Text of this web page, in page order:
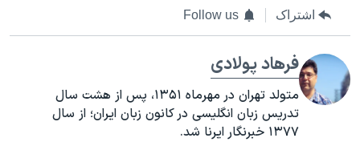
اشتراک Follow us
فرهاد پولادی
متولد تهران در مهرماه ۱۳۵۱، پس از هشت سال
تدریس زبان انگلیسی در کانون زبان ایران؛ از سال
۱۳۷۷ خبرنگار ایرنا شد.